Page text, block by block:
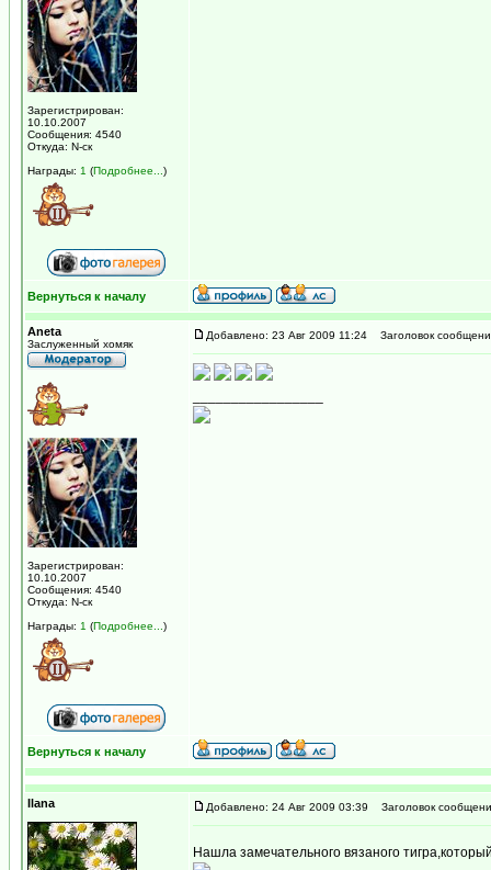
Зарегистрирован:
10.10.2007
Сообщения: 4540
Откуда: N-ск
Награды: 1 (Подробнее... )
Вернуться к началу
Aneta
Заслуженный хомяк
Зарегистрирован:
10.10.2007
Сообщения: 4540
Откуда: N-ск
Награды: 1 (Подробнее... )
Добавлено: 23 Авг 2009 11:24 Заголовок
Вернуться к началу
Ilana Добавлено: 24 Авг 2009 03:39 Заголовок
Нашла замечательного вязаного